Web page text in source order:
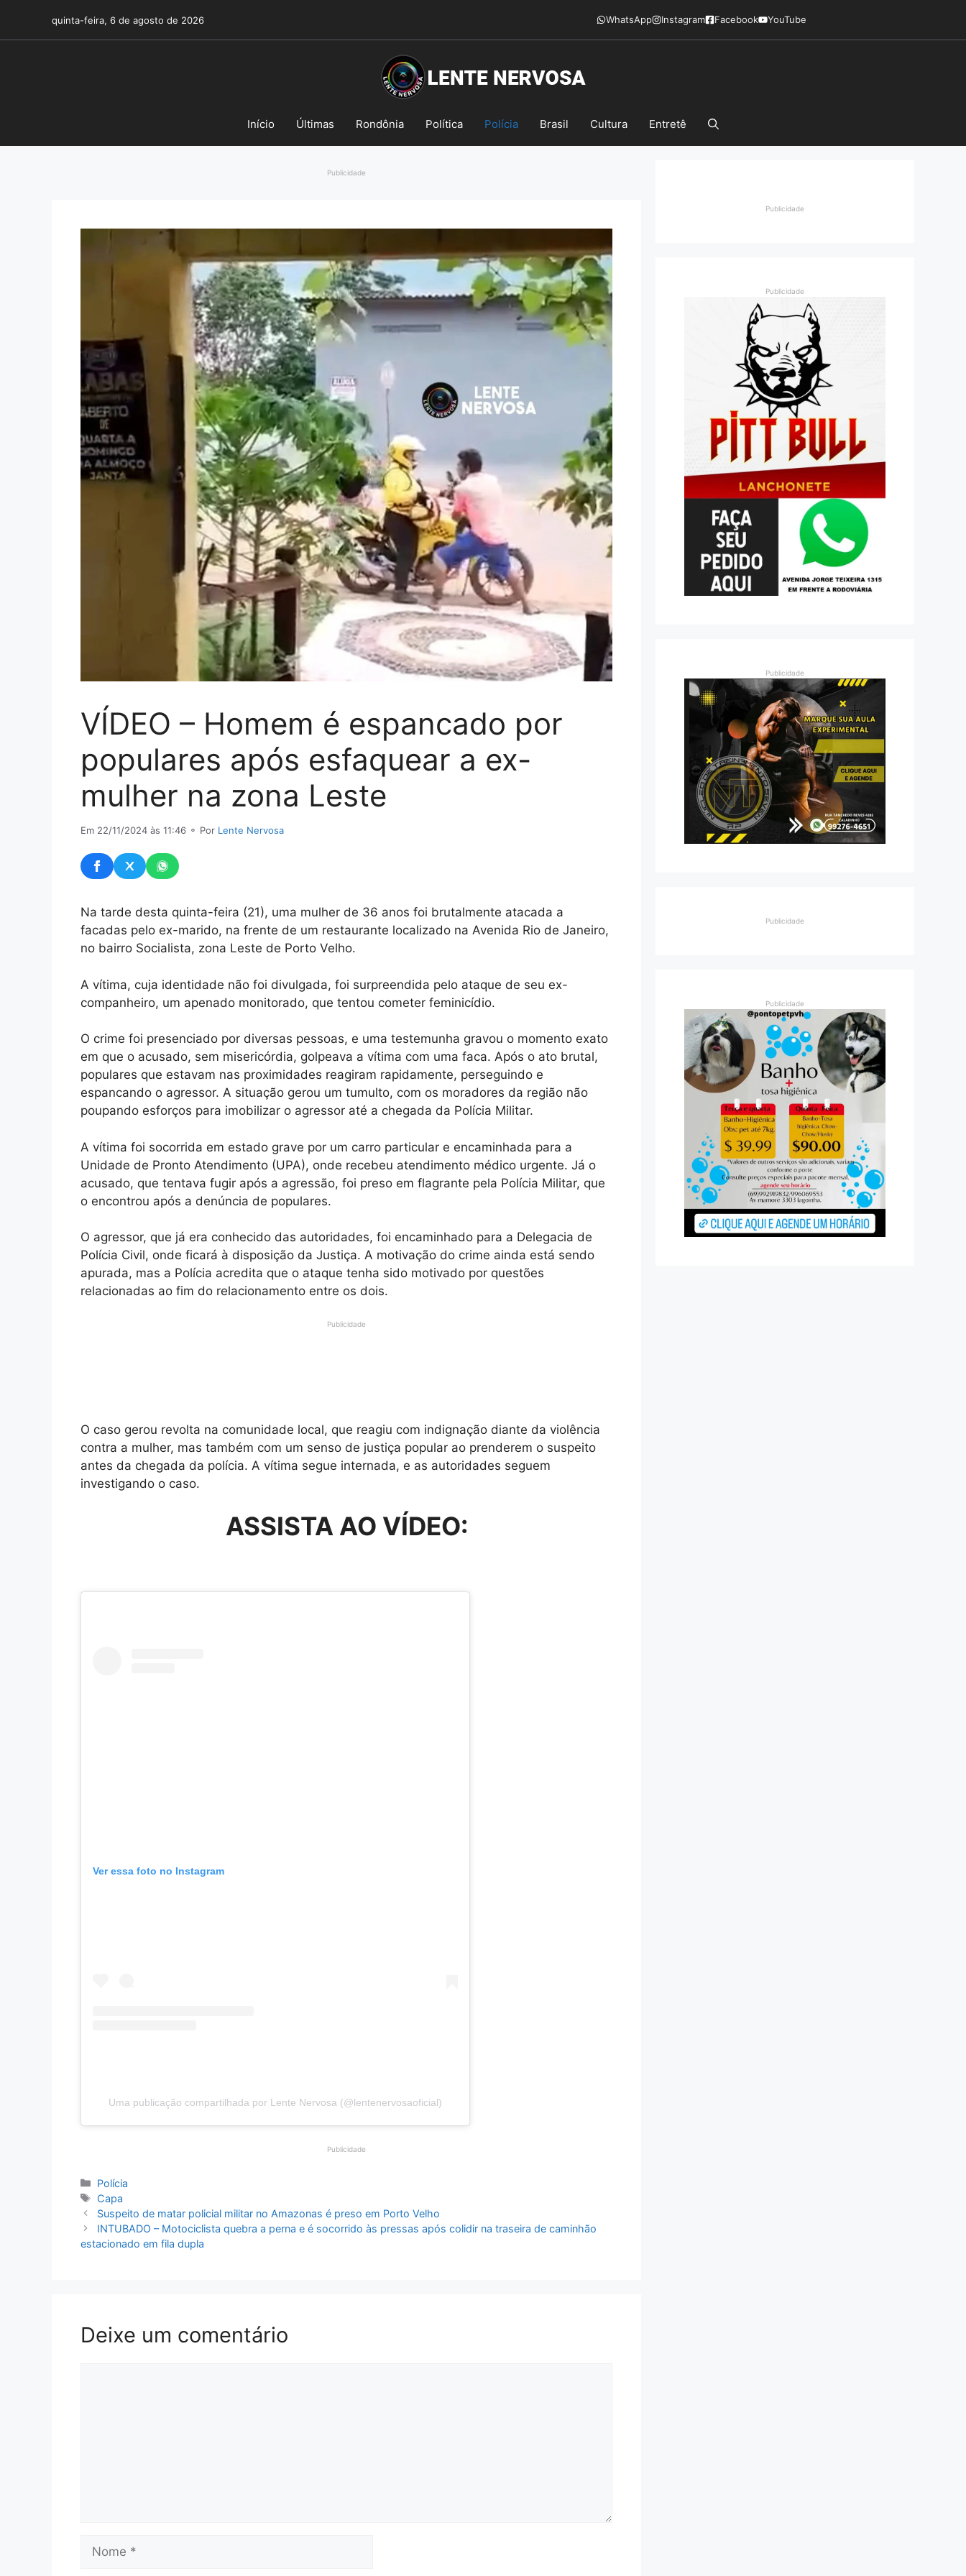
o
quinta-feira, 6 de agosto de 2026 WhatsApp Instagram Facebook YouTube
Início Últimas Rondônia Política Polícia Brasil Cultura Entretê
Publicidade
VÍDEO – Homem é espancado por
populares após esfaquear a ex-
mulher na zona Leste
Em 22/11/2024 às 11:46 ⚬ Por Lente Nervosa
Na tarde desta quinta-feira (21), uma mulher de 36 anos foi brutalmente atacada a
facadas pelo ex-marido, na frente de um restaurante localizado na Avenida Rio de Janeiro,
no bairro Socialista, zona Leste de Porto Velho.
A vítima, cuja identidade não foi divulgada, foi surpreendida pelo ataque de seu ex-
companheiro, um apenado monitorado, que tentou cometer feminicídio.
O crime foi presenciado por diversas pessoas, e uma testemunha gravou o momento exato
em que o acusado, sem misericórdia, golpeava a vítima com uma faca. Após o ato brutal,
populares que estavam nas proximidades reagiram rapidamente, perseguindo e
espancando o agressor. A situação gerou um tumulto, com os moradores da região não
poupando esforços para imobilizar o agressor até a chegada da Polícia Militar.
A vítima foi socorrida em estado grave por um carro particular e encaminhada para a
Unidade de Pronto Atendimento (UPA), onde recebeu atendimento médico urgente. Já o
acusado, que tentava fugir após a agressão, foi preso em flagrante pela Polícia Militar, que
o encontrou após a denúncia de populares.
O agressor, que já era conhecido das autoridades, foi encaminhado para a Delegacia de
Polícia Civil, onde ficará à disposição da Justiça. A motivação do crime ainda está sendo
apurada, mas a Polícia acredita que o ataque tenha sido motivado por questões
relacionadas ao fim do relacionamento entre os dois.
Publicidade
O caso gerou revolta na comunidade local, que reagiu com indignação diante da violência
contra a mulher, mas também com um senso de justiça popular ao prenderem o suspeito
antes da chegada da polícia. A vítima segue internada, e as autoridades seguem
investigando o caso.
ASSISTA AO VÍDEO:
Ver essa foto no Instagram
Uma publicação compartilhada por Lente Nervosa (@lentenervosaoficial)
Publicidade
Categorias
Polícia
Tags
Capa
Suspeito de matar policial militar no Amazonas é preso em Porto Velho
INTUBADO – Motociclista quebra a perna e é socorrido às pressas após colidir na traseira de caminhão
estacionado em fila dupla
Deixe um comentário
Publicidade
Publicidade
Publicidade
Publicidade
Publicidade